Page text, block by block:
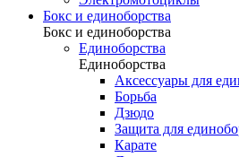
Бокс и единоборства
Бокс и единоборства
Единоборства
Единоборства
Аксессуары для
Борьба
Дзюдо
Защита для
Карате